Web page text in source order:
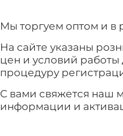
Мы торгуем оптом и в
На сайте указаны
цен и условий работы
процедуру
С вами свяжется наш
информации и